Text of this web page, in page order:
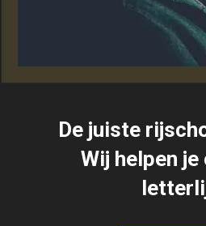
De juiste
Wij helpen je